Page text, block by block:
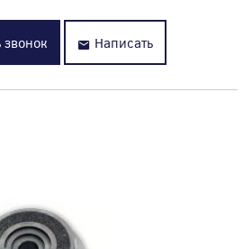
звонок Написать